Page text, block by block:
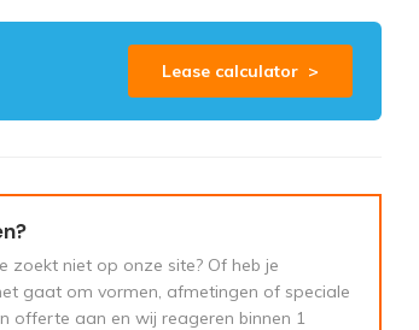
Lease calculator >
zoekt niet op onze site? Of heb je
gaat om vormen, afmetingen of speciale
offerte aan en wij reageren binnen 1